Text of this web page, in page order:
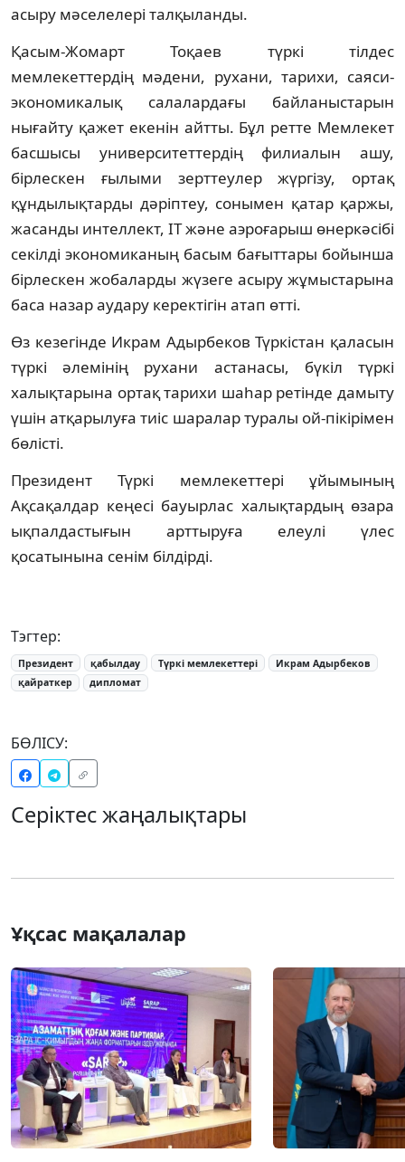
асыру мәселелері талқыланды.
Қасым-Жомарт Тоқаев түркі тілдес
мемлекеттердің мәдени, рухани, тарихи, саяси-
экономикалық салалардағы байланыстарын
нығайту қажет екенін айтты. Бұл ретте Мемлекет
басшысы университеттердің филиалын ашу,
бірлескен ғылыми зерттеулер жүргізу, ортақ
құндылықтарды дәріптеу, сонымен қатар қаржы,
жасанды интеллект, IT және аэроғарыш өнеркәсібі
секілді экономиканың басым бағыттары бойынша
бірлескен жобаларды жүзеге асыру жұмыстарына
баса назар аудару керектігін атап өтті.
Өз кезегінде Икрам Адырбеков Түркістан қаласын
түркі әлемінің рухани астанасы, бүкіл түркі
халықтарына ортақ тарихи шаһар ретінде дамыту
үшін атқарылуға тиіс шаралар туралы ой-пікірімен
бөлісті.
Президент Түркі мемлекеттері ұйымының
Ақсақалдар кеңесі бауырлас халықтардың өзара
ықпалдастығын арттыруға елеулі үлес
қосатынына сенім білдірді.
Тэгтер:
Президент қабылдау Түркі мемлекеттері
Икрам Адырбеков
қайраткер
дипломат
БӨЛІСУ:
Серіктес жаңалықтары
Ұқсас мақалалар